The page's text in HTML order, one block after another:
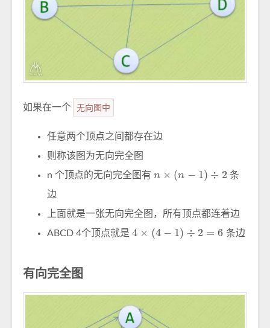
如果在一个 无向图中
任意两个顶点之间都存在边
则称该图为无向完全图
n 个顶点的无向完全图有
− 2
条
边
上面就是一张无向完全图，所有顶点都连着边
ABCD 4个顶点就是 4 4−1 2 = 6 条边
有向完全图